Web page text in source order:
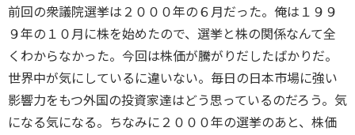
前回の衆議院選挙は２０００年の６月だった。俺は１９９
９年の１０月に株を始めたので、選挙と株の関係なんて全
くわからなかった。今回は株価が騰がりだしたばかりだ。
世界中が気にしているに違いない。毎日の日本市場に強い
影響力をもつ外国の投資家達はどう思っているのだろう。気
になる気になる。ちなみに２０００年の選挙のあと、株価